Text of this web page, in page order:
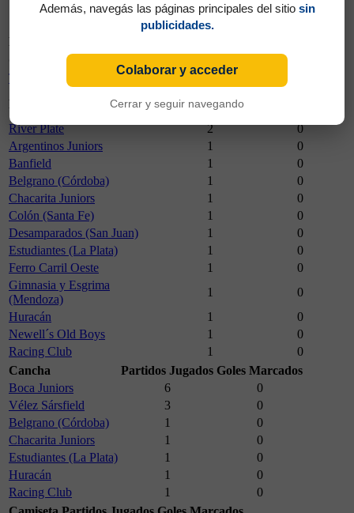
Boca 2 - River 3
Fecha
Campeonato
Goles Marcados
Torneo Nacional 1972
14
Rival
Jugados
River Plate
2
0
Argentinos Juniors
1
0
Banfield
1
0
Belgrano (Córdoba)
1
0
Chacarita Juniors
1
0
Colón (Santa Fe)
1
0
Desamparados (San Juan)
1
0
Estudiantes (La Plata)
1
0
Ferro Carril Oeste
1
0
Gimnasia y Esgrima
(Mendoza)
1
0
Huracán
1
0
Newell´s Old Boys
1
0
Racing Club
1
0
Cancha
Partidos Jugados Goles Marcados
Boca Juniors
6
0
Vélez Sársfield
3
0
Belgrano (Córdoba)
1
0
Chacarita Juniors
1
0
Estudiantes (La Plata)
1
0
Huracán
1
0
Racing Club
1
0
Además, navegás las páginas principales del sitio sin
publicidades.
Colaborar y acceder
Cerrar y seguir navegando